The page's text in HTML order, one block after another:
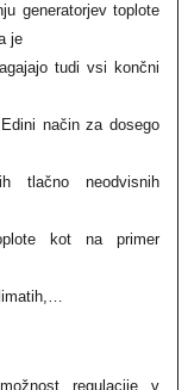
generatorjev toplote
je
tudi vsi končni
način za dosego
tlačno neodvisnih
kot na primer
regulacije v